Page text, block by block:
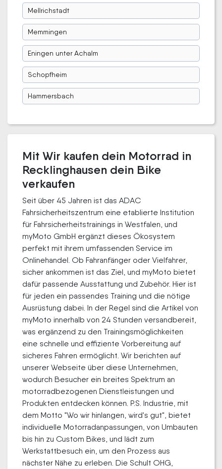
Mellrichstadt
Memmingen
Eningen unter Achalm
Schopfheim
Hammersbach
Mit Wir kaufen dein Motorrad in
Recklinghausen dein Bike
verkaufen
Seit über 45 Jahren ist das ADAC
Fahrsicherheitszentrum eine etablierte Institution
für Fahrsicherheitstrainings in Westfalen, und
myMoto GmbH ergänzt dieses Ökosystem
perfekt mit ihrem umfassenden Service im
Onlinehandel. Ob Fahranfänger oder Vielfahrer,
sicher ankommen ist das Ziel, und myMoto bietet
dafür passende Ausstattung und Zubehör. Hier ist
für jeden ein passendes Training und die nötige
Ausrüstung dabei. In der Regel sind die Artikel von
myMoto innerhalb von 24 Stunden versandbereit,
was ergänzend zu den Trainingsmöglichkeiten
eine schnelle und effiziente Vorbereitung auf
sicheres Fahren ermöglicht. Wir berichten auf
unserer Webseite über diese Unternehmen,
wodurch Besucher ein breites Spektrum an
motorradbezogenen Dienstleistungen und
Produkten entdecken können. P.S. Industrie, mit
dem Motto "Wo wir hinlangen, wird's gut", bietet
individuelle Motorradanpassungen, von Umbauten
bis hin zu Custom Bikes, und lädt zum
Werkstattbesuch ein, um den Prozess aus
nächster Nähe zu erleben. Die Schult OHG,